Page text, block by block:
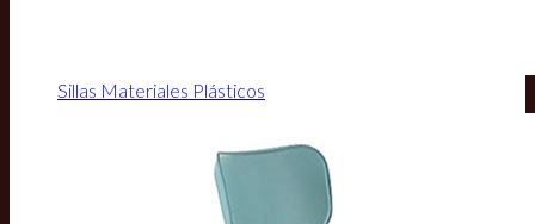
Sillas Materiales Plásticos